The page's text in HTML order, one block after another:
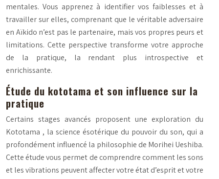
mentales. Vous apprenez à identifier vos faiblesses et à
travailler sur elles, comprenant que le véritable adversaire
en Aïkido n’est pas le partenaire, mais vos propres peurs et
limitations. Cette perspective transforme votre approche
de la pratique, la rendant plus introspective et
enrichissante.
Étude du kototama et son influence sur la
pratique
Certains stages avancés proposent une exploration du
Kototama , la science ésotérique du pouvoir du son, qui a
profondément influencé la philosophie de Morihei Ueshiba.
Cette étude vous permet de comprendre comment les sons
et les vibrations peuvent affecter votre état d’esprit et votre